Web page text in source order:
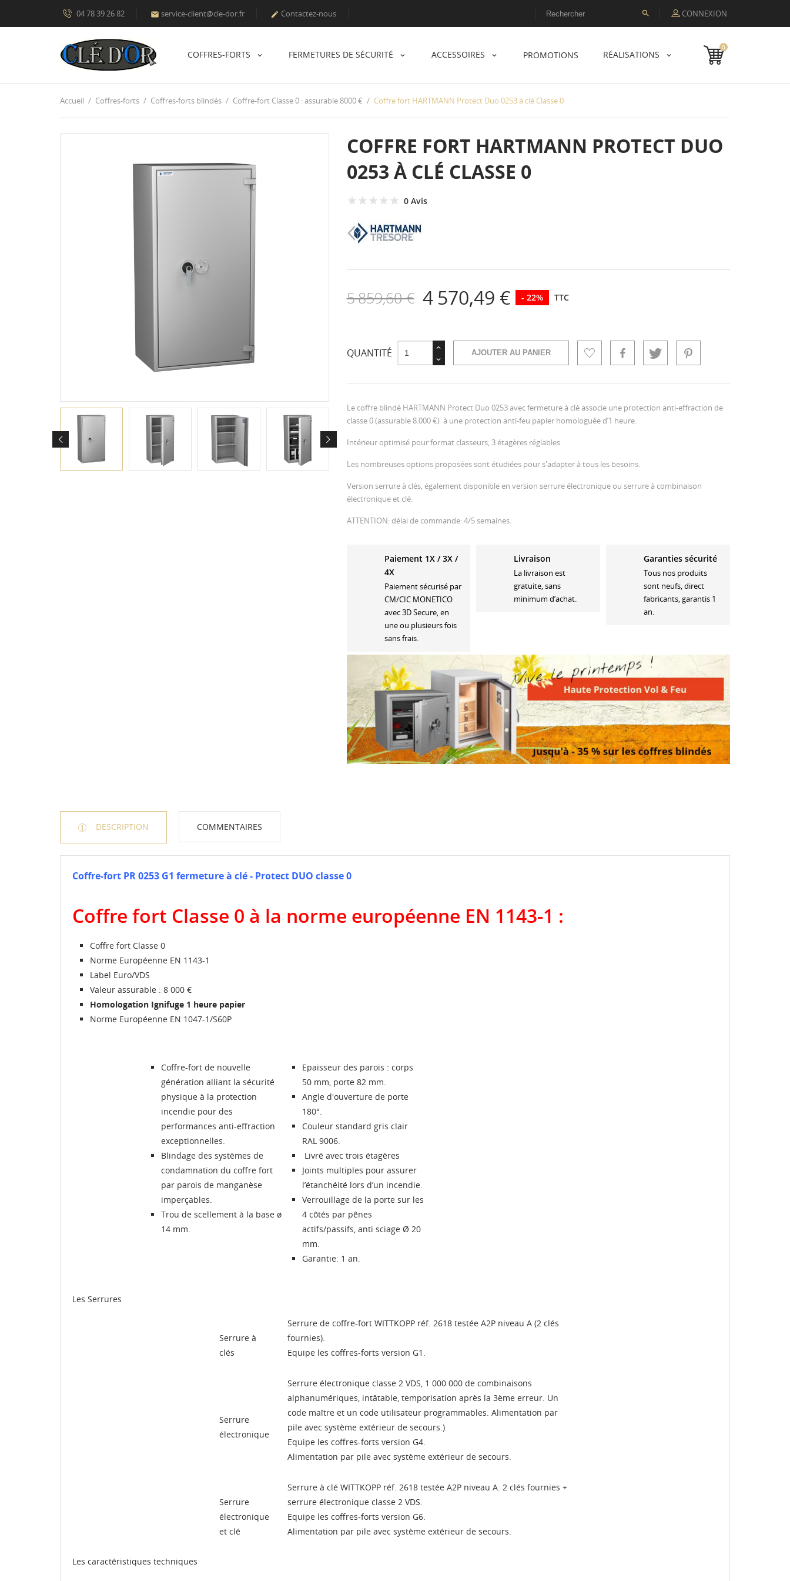
04 78 39 26 82  service-client@cle-dor.fr  Contactez-nous  CONNEXION
COFFRES-FORTS FERMETURES DE SÉCURITÉ ACCESSOIRES PROMOTIONS RÉALISATIONS
0
Accueil Coffres-forts Coffres-forts blindés Coffre-fort Classe 0 : assurable 8000 € Coffre fort HARTMANN Protect Duo 0253 à clé Classe 0
COFFRE FORT HARTMANN PROTECT DUO
0253 À CLÉ CLASSE 0
0 Avis
5 859,60 € 4 570,49 € - 22% TTC
QUANTITÉ AJOUTER AU PANIER
Le coffre blindé HARTMANN Protect Duo 0253 avec fermeture à clé associe une protection anti-effraction de
classe 0 (assurable 8.000 €) à une protection anti-feu papier homologuée d’1 heure.
Intérieur optimisé pour format classeurs, 3 étagères réglables.
Les nombreuses options proposées sont étudiées pour s'adapter à tous les besoins.
Version serrure à clés, également disponible en version serrure électronique ou serrure à combinaison
électronique et clé.
ATTENTION: délai de commande: 4/5 semaines.
Paiement 1X / 3X /
4X
Paiement sécurisé par
CM/CIC MONETICO
avec 3D Secure, en
une ou plusieurs fois
sans frais.
Livraison
La livraison est
gratuite, sans
minimum d’achat.
Garanties sécurité
Tous nos produits
sont neufs, direct
fabricants, garantis 1
an.
DESCRIPTION COMMENTAIRES
Coffre-fort PR 0253 G1 fermeture à clé - Protect DUO classe 0
Coffre fort Classe 0 à la norme européenne EN 1143-1 :
Coffre fort Classe 0
Norme Européenne EN 1143-1
Label Euro/VDS
Valeur assurable : 8 000 €
Homologation Ignifuge 1 heure papier
Norme Européenne EN 1047-1/S60P
Coffre-fort de nouvelle
génération alliant la sécurité
physique à la protection
incendie pour des
performances anti-effraction
exceptionnelles.
Blindage des systèmes de
condamnation du coffre fort
par parois de manganèse
imperçables.
Trou de scellement à la base ø
14 mm.
Epaisseur des parois : corps
50 mm, porte 82 mm.
Angle d'ouverture de porte
180°.
Couleur standard gris clair
RAL 9006.
Livré avec trois étagères
Joints multiples pour assurer
l’étanchéité lors d’un incendie.
Verrouillage de la porte sur les
4 côtés par pênes
actifs/passifs, anti sciage Ø 20
mm.
Garantie: 1 an.
Les Serrures
Serrure à
clés
Serrure de coffre-fort WITTKOPP réf. 2618 testée A2P niveau A (2 clés
fournies).
Equipe les coffres-forts version G1.
Serrure
électronique
Serrure électronique classe 2 VDS, 1 000 000 de combinaisons
alphanumériques, intâtable, temporisation après la 3ème erreur. Un
code maître et un code utilisateur programmables. Alimentation par
pile avec système extérieur de secours.)
Equipe les coffres-forts version G4.
Alimentation par pile avec système extérieur de secours.
Serrure
électronique
et clé
Serrure à clé WITTKOPP réf. 2618 testée A2P niveau A. 2 clés fournies +
serrure électronique classe 2 VDS.
Equipe les coffres-forts version G6.
Alimentation par pile avec système extérieur de secours.
Les caractéristiques techniques